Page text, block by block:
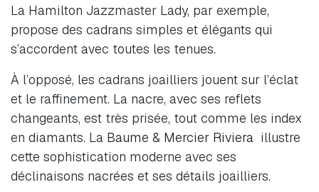
La Hamilton Jazzmaster Lady, par exemple,
propose des cadrans simples et élégants qui
s’accordent avec toutes les tenues.
À l’opposé, les cadrans joailliers jouent sur l’éclat
et le raffinement. La nacre, avec ses reflets
changeants, est très prisée, tout comme les index
en diamants. La Baume & Mercier Riviera illustre
cette sophistication moderne avec ses
déclinaisons nacrées et ses détails joailliers.